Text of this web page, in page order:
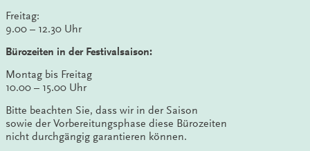
Freitag:
9.00 – 12.30 Uhr
Bürozeiten in der Festivalsaison:
Montag bis Freitag
10.00 – 15.00 Uhr
Bitte beachten Sie, dass wir in der Saison
sowie der Vorbereitungsphase diese Bürozeiten
nicht durchgängig garantieren können.